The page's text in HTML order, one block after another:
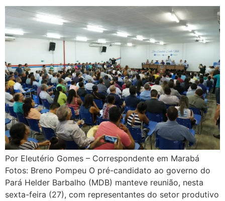
Por Eleutério Gomes – Correspondente em Marabá
Fotos: Breno Pompeu O pré-candidato ao governo do
Pará Helder Barbalho (MDB) manteve reunião, nesta
sexta-feira (27), com representantes do setor produtivo